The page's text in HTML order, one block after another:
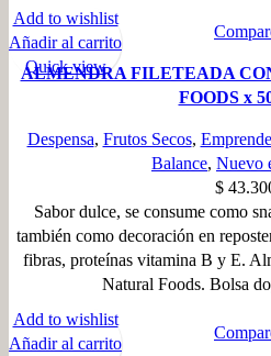
ALMENDRA FILETEADA
FOODS x
Despensa, Frutos Secos,
Balance, Nuevo
$
Sabor dulce, se consume como
también como decoración en
fibras, proteínas vitamina B y E.
Natural Foods. Bolsa
Add to wishlist
Añadir al carrito
Quick view
Add to wishlist
Añadir al carrito